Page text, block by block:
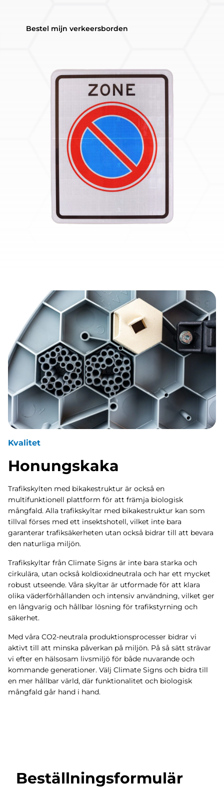
Bestel mijn verkeersborden
Kvalitet
Honungskaka
Trafikskylten med bikakestruktur är också en
multifunktionell plattform för att främja biologisk
mångfald. Alla trafikskyltar med bikakestruktur kan som
tillval förses med ett insektshotell, vilket inte bara
garanterar trafiksäkerheten utan också bidrar till att bevara
den naturliga miljön.
Trafikskyltar från Climate Signs är inte bara starka och
cirkulära, utan också koldioxidneutrala och har ett mycket
robust utseende. Våra skyltar är utformade för att klara
olika väderförhållanden och intensiv användning, vilket ger
en långvarig och hållbar lösning för trafikstyrning och
säkerhet.
Med våra CO2-neutrala produktionsprocesser bidrar vi
aktivt till att minska påverkan på miljön. På så sätt strävar
vi efter en hälsosam livsmiljö för både nuvarande och
kommande generationer. Välj Climate Signs och bidra till
en mer hållbar värld, där funktionalitet och biologisk
mångfald går hand i hand.
Beställningsformulär